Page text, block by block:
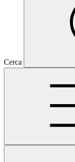
Cerca